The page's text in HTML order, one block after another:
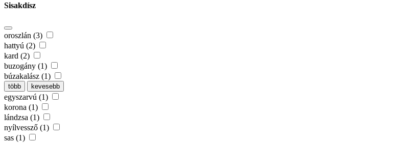
Sisakdísz
oroszlán (3)
hattyú (2)
kard (2)
buzogány (1)
búzakalász (1)
több kevesebb
egyszarvú (1)
korona (1)
lándzsa (1)
nyílvessző (1)
sas (1)